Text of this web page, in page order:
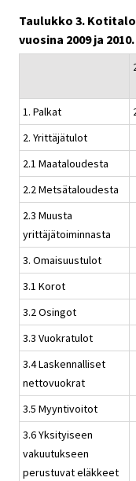
Taulukko 3.
vuosina 2009 ja
1. Palkat
2. Yrittäjätulot
2.1 Maataloudesta
2.2 Metsätaloudesta
2.3 Muusta
yrittäjätoiminnasta
3. Omaisuustulot
3.1 Korot
3.2 Osingot
3.3 Vuokratulot
3.4 Laskennalliset
nettovuokrat
3.5 Myyntivoitot
3.6 Yksityiseen
vakuutukseen
perustuvat eläkkeet